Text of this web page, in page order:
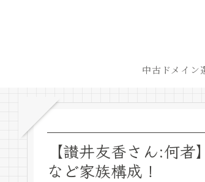
【讃井友香さん:何
など家族構成！